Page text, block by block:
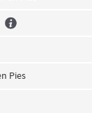
Pies